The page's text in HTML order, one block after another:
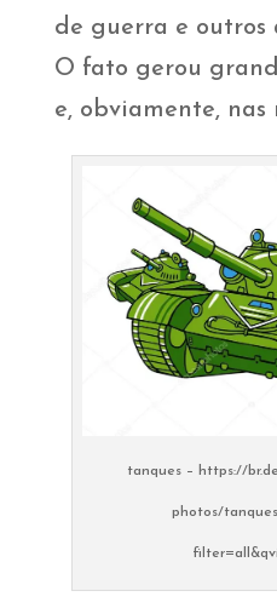
de guerra e outros
O fato gerou
e, obviamente, nas
tanques – https://
photos/